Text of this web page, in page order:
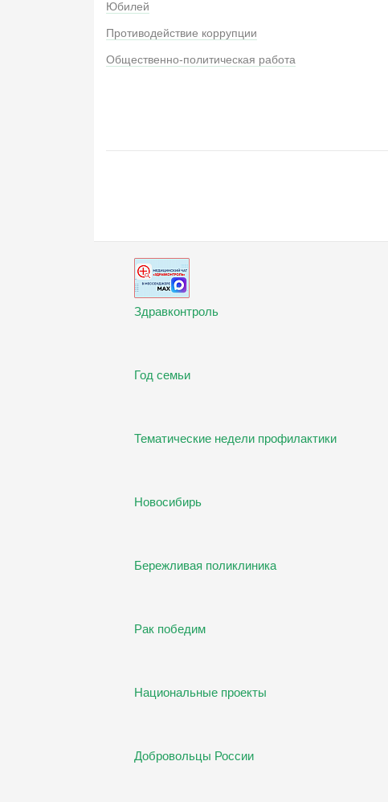
Юбилей
Противодействие коррупции
Общественно-политическая работа
Здравконтроль
Год семьи
Тематические недели профилактики
Новосибирь
Бережливая поликлиника
Рак победим
Национальные проекты
Добровольцы России